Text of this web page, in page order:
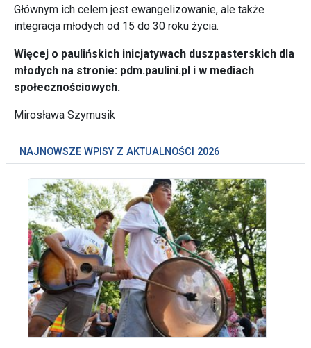
Głównym ich celem jest ewangelizowanie, ale także
integracja młodych od 15 do 30 roku życia.
Więcej o paulińskich inicjatywach duszpasterskich dla
młodych na stronie: pdm.paulini.pl i w mediach
społecznościowych.
Mirosława Szymusik
NAJNOWSZE WPISY Z AKTUALNOŚCI 2026